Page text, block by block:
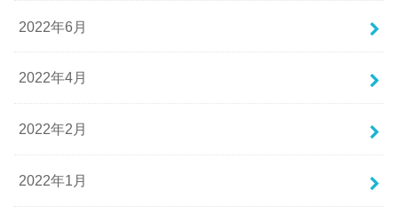
2022年6月
2022年4月
2022年2月
2022年1月